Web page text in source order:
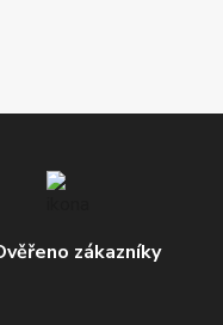
zákazníky